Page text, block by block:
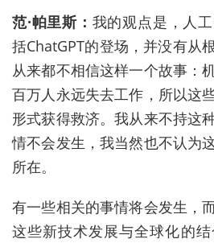
范·帕里斯： 我的观点是，人
括ChatGPT的登场，并没有从
从来都不相信这样一个故事：
百万人永远失去工作，所以这
形式获得救济。我从来不持这
情不会发生，我当然也不认为
所在。
有一些相关的事情将会发生，
这些新技术发展与全球化的